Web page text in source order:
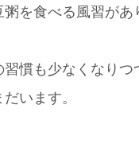
を食べる風習があ
慣も少なくなり
います。